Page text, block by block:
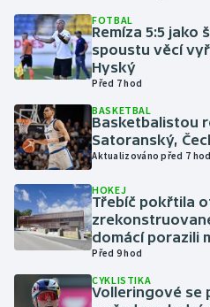
Jezdectví
Judo
Krasobruslení
Lezení
Lyže a snowboard
Moderní pětiboj
Motorsport
FOTBAL
Remíza 5:5 jako
spoustu věcí
Hyský
Před 7 hod
BASKETBAL
Basketbalistou
Satoranský,
Aktualizováno před 7 hod
HOKEJ
Třebíč pokřtila
domácí porazili
Před 9 hod
CYKLISTIKA
Volleringové se